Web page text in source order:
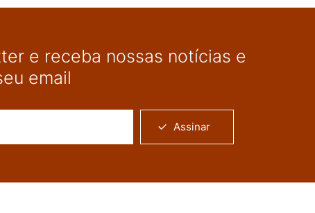
e receba nossas notícias e
email
Assinar